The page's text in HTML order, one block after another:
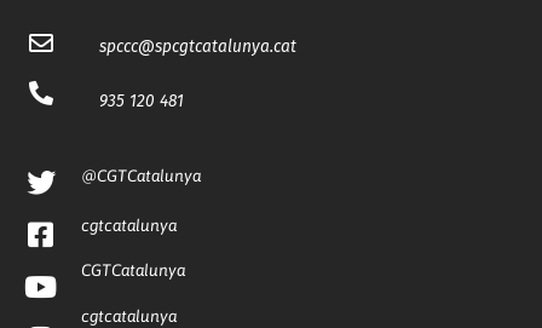
spccc@spcgtcatalunya.cat
935 120 481
@CGTCatalunya
cgtcatalunya
CGTCatalunya
cgtcatalunya